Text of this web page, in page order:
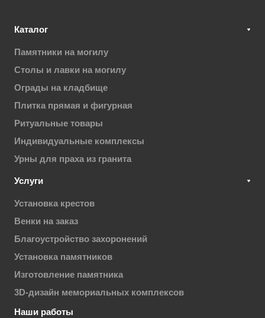
Каталог
Памятники на могилу
Столы и лавки на могилу
Ограды на кладбище
Плитка прямая и фигурная
Ритуальные товары
Индивидуальные комплексы
Урны для праха из гранита
Услуги
Установка крестов
Венки на заказ
Благоустройство захоронений
Установка памятников
Изготовление памятника
3D-дизайн мемориальных комплексов
Наши работы